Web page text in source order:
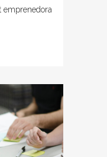
emprenedora